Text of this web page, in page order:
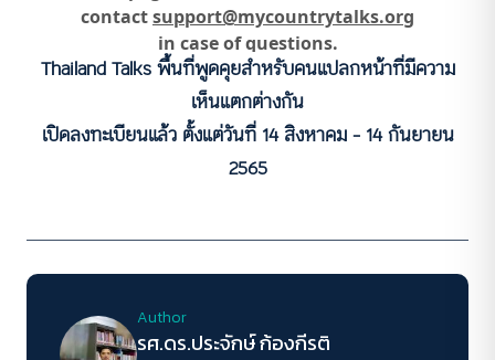
Thailand Talks พื้นที่พูดคุยสำหรับคนแปลกหน้าที่มีความ
เห็นแตกต่างกัน
เปิดลงทะเบียนแล้ว ตั้งแต่วันที่ 14 สิงหาคม – 14 กันยายน
2565
Author
รศ.ดร.ประจักษ์ ก้องกีรติ